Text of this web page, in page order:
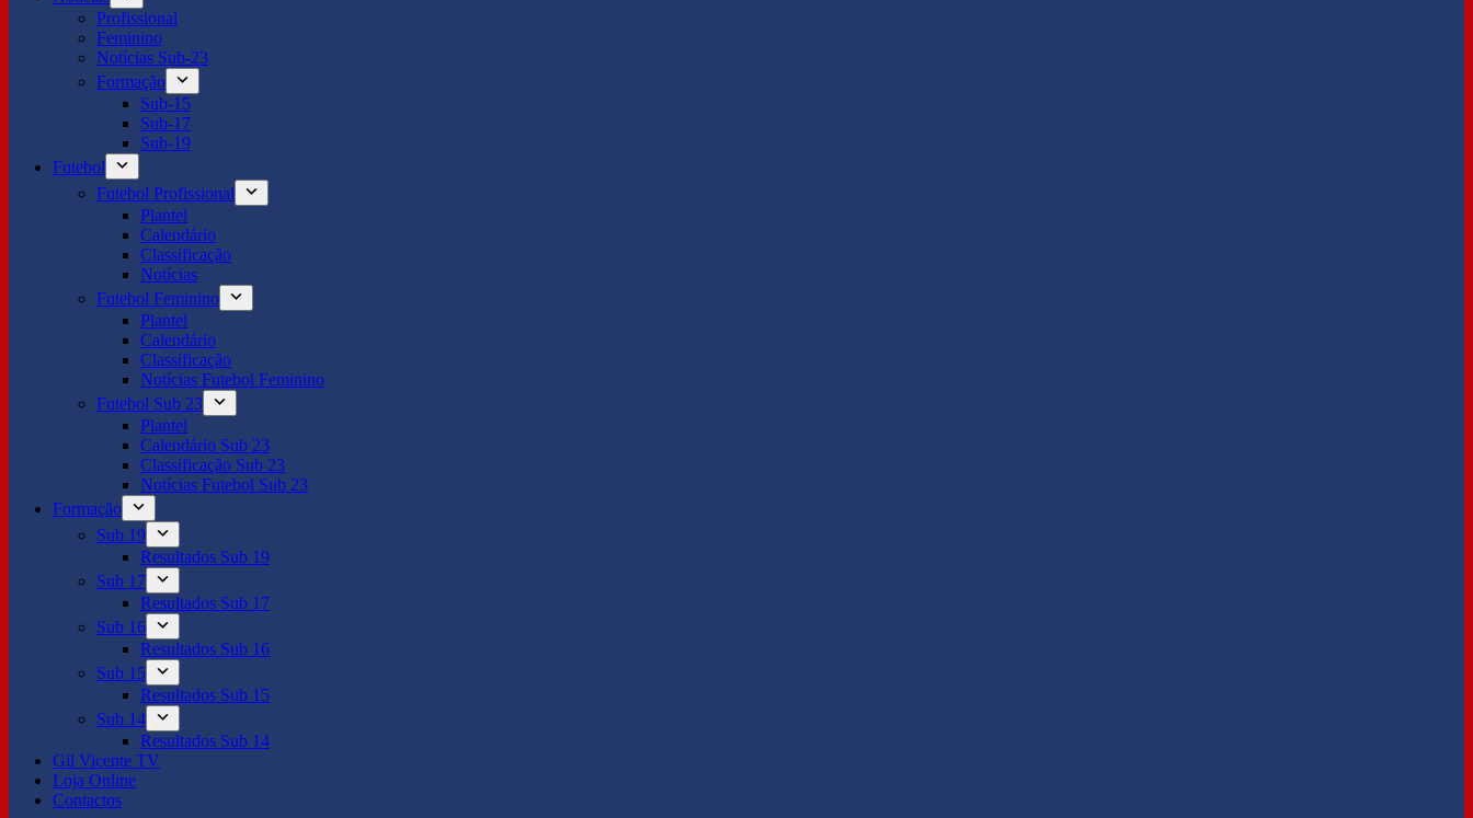
Profissional
Feminino
Notícias Sub-23
Formação
Sub-15
Sub-17
Sub-19
Futebol
Futebol Profissional
Plantel
Calendário
Classificação
Notícias
Futebol Feminino
Plantel
Calendário
Classificação
Notícias Futebol Feminino
Futebol Sub 23
Plantel
Calendário Sub 23
Classificação Sub 23
Notícias Futebol Sub 23
Formação
Sub 19
Resultados Sub 19
Sub 17
Resultados Sub 17
Sub 16
Resultados Sub 16
Sub 15
Resultados Sub 15
Sub 14
Resultados Sub 14
Gil Vicente TV
Loja Online
Contactos